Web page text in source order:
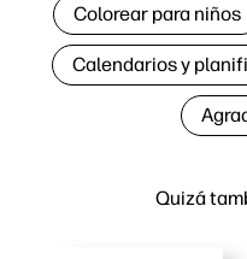
Quizá
Colorear para niños
Calendarios y